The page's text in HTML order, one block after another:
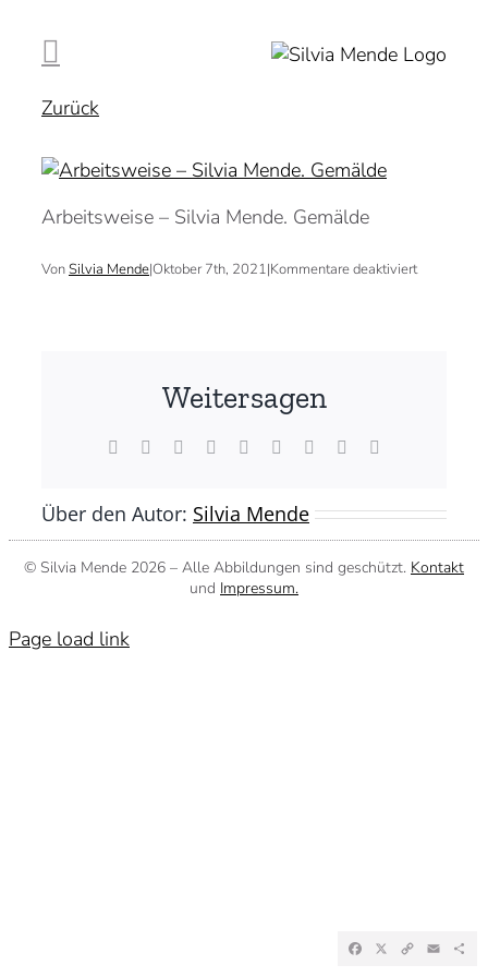
Inhalt
springen
Zurück
Arbeitsweise – Silvia Mende. Gemälde
VonSilvia Mende|Oktober 7th, 2021|Kommentare deaktiviertfür
Weitersagen
Facebook Reddit LinkedInWhatsApp
TumblrPinterest
Über den Autor: Silvia Mende
© Silvia Mende 2026 – Alle Abbildungen sind geschützt. Kontakt
und Impressum.
Page load link
Facebook
X CopyEmail